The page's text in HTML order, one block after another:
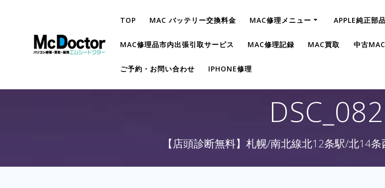
TOP MAC バッテリー交換料金 MAC修理メニュー APPLE純正部
MAC修理品市内出張引取サービス MAC修理記録 MAC買取 中古
ご予約・お問い合わせ IPHONE修理
【店頭診断無料】札幌/南北線北12条駅/北14